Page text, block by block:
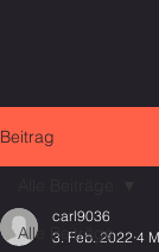
Beitrag
Alle Beiträge
carl9036
3. Feb. 2022 4